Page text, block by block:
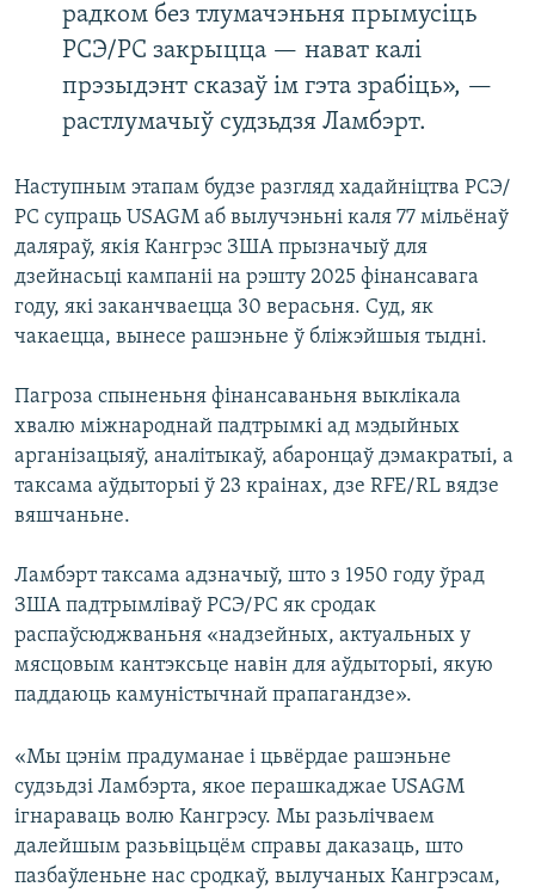
радком без тлумачэньня прымусіць
РСЭ/РС закрыцца — нават калі
прэзыдэнт сказаў ім гэта зрабіць», —
растлумачыў судзьдзя Ламбэрт.
Наступным этапам будзе разгляд хадайніцтва РСЭ/
РС супраць USAGM аб вылучэньні каля 77 мільёнаў
даляраў, якія Кангрэс ЗША прызначыў для
дзейнасьці кампаніі на рэшту 2025 фінансавага
году, які заканчваецца 30 верасьня. Суд, як
чакаецца, вынесе рашэньне ў бліжэйшыя тыдні.
Пагроза спыненьня фінансаваньня выклікала
хвалю міжнароднай падтрымкі ад мэдыйных
арганізацыяў, аналітыкаў, абаронцаў дэмакратыі, а
таксама аўдыторыі ў 23 краінах, дзе RFE/RL вядзе
вяшчаньне.
Ламбэрт таксама адзначыў, што з 1950 году ўрад
ЗША падтрымліваў РСЭ/РС як сродак
распаўсюджваньня «надзейных, актуальных у
мясцовым кантэксьце навін для аўдыторыі, якую
паддаюць камуністычнай прапагандзе».
«Мы цэнім прадуманае і цьвёрдае рашэньне
судзьдзі Ламбэрта, якое перашкаджае USAGM
ігнараваць волю Кангрэсу. Мы разьлічваем
далейшым разьвіцьцём справы даказаць, што
пазбаўленьне нас сродкаў, вылучаных Кангрэсам,